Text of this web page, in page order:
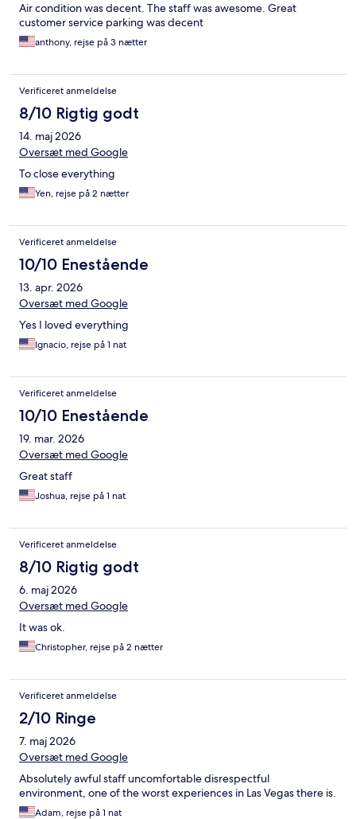
Air condition was decent. The staff was awesome. Great
customer service parking was decent
anthony, rejse på 3 nætter
Verificeret anmeldelse
8/10 Rigtig godt
14. maj 2026
Oversæt med Google
To close everything
Yen, rejse på 2 nætter
Verificeret anmeldelse
10/10 Enestående
13. apr. 2026
Oversæt med Google
Yes I loved everything
Ignacio, rejse på 1 nat
Verificeret anmeldelse
10/10 Enestående
19. mar. 2026
Oversæt med Google
Great staff
Joshua, rejse på 1 nat
Verificeret anmeldelse
8/10 Rigtig godt
6. maj 2026
Oversæt med Google
It was ok.
Christopher, rejse på 2 nætter
Verificeret anmeldelse
2/10 Ringe
7. maj 2026
Oversæt med Google
Absolutely awful staff uncomfortable disrespectful
environment, one of the worst experiences in Las Vegas there is.
Adam, rejse på 1 nat